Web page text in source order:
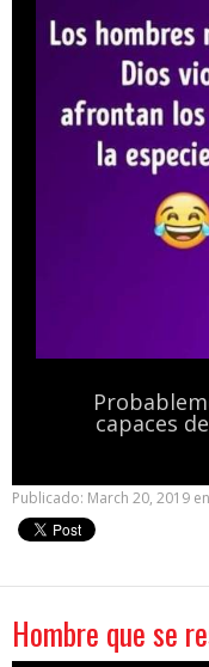
capaces
Publicado: March 20, 2019 en
Hombre que se